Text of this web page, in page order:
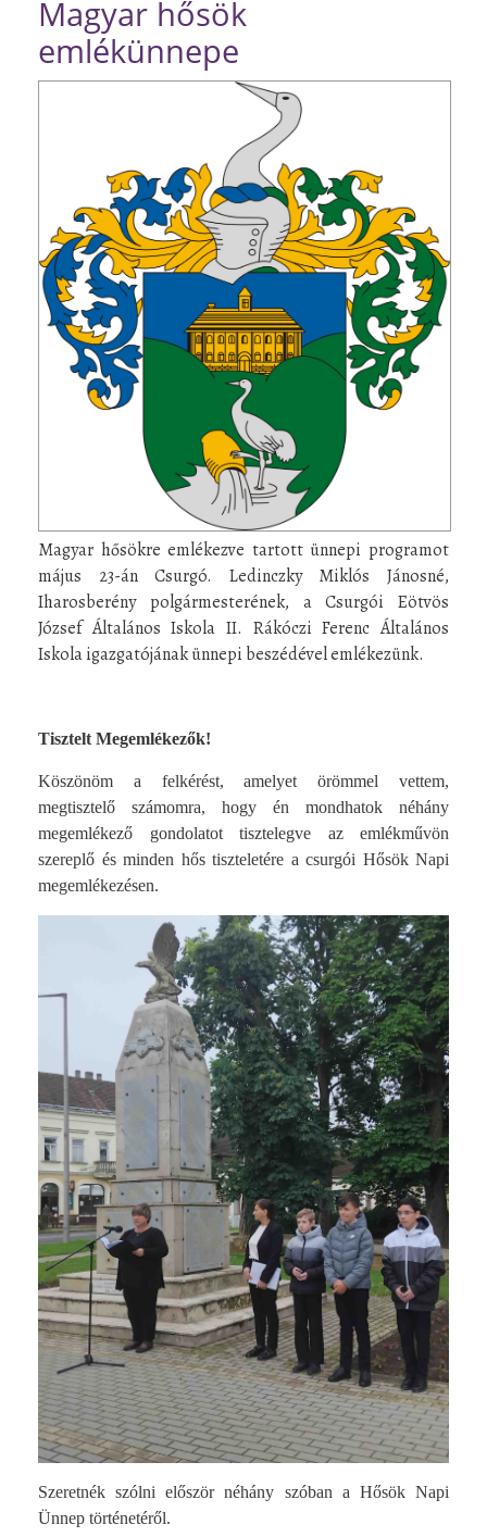
Magyar hősök
emlékünnepe
Magyar hősökre emlékezve tartott ünnepi programot
május 23-án Csurgó. Ledinczky Miklós Jánosné,
Iharosberény polgármesterének, a Csurgói Eötvös
József Általános Iskola II. Rákóczi Ferenc Általános
Iskola igazgatójának ünnepi beszédével emlékezünk.
Tisztelt Megemlékezők!
Köszönöm a felkérést, amelyet örömmel vettem,
megtisztelő számomra, hogy én mondhatok néhány
megemlékező gondolatot tisztelegve az emlékművön
szereplő és minden hős tiszteletére a csurgói Hősök Napi
megemlékezésen.
Szeretnék szólni először néhány szóban a Hősök Napi
Ünnep történetéről.